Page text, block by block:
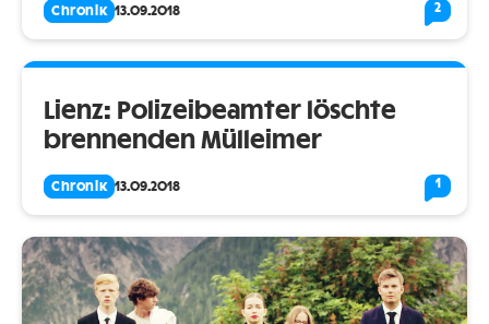
Chronik 13.09.2018 2
Lienz: Polizeibeamter löschte
brennenden Mülleimer
Chronik 13.09.2018 1